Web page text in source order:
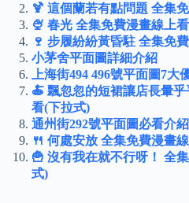
🍹 這個蘭若有點問題 全集
🍨 春光 全集免費漫畫線上
🍷 步履紛紛黃昏駐 全集免
小茅舍平面圖詳細介紹
上海街494 496號平面圖7大
🍝 飄忽忽的短裙讓店長暈
看(下拉式)
通州街292號平面圖必看介紹
🍴 何處安放 全集免費漫畫
🍟 沒有我在就不行呀！ 全
式)